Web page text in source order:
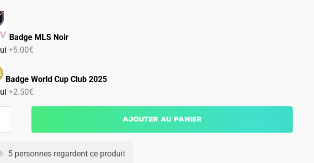
Badge MLS Noir
+5.00€
Badge World Cup Club 2025
+2.50€
Ajouter au panier
5 personnes regardent ce produit